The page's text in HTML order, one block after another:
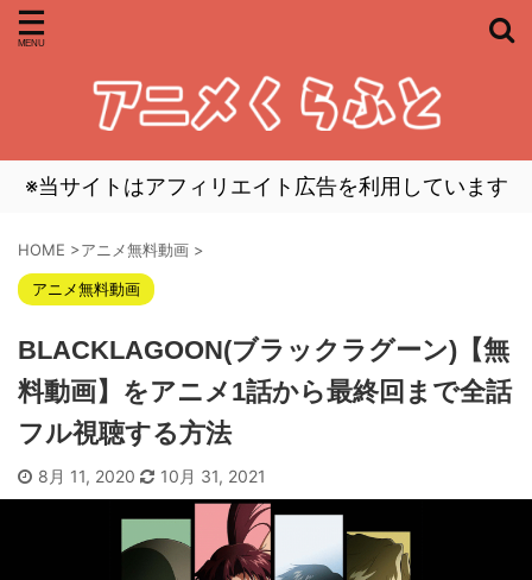
※当サイトはアフィリエイト広告を利用しています
HOME >アニメ無料動画 >
アニメ無料動画
BLACKLAGOON(ブラックラグーン)【無
料動画】をアニメ1話から最終回まで全話
フル視聴する方法
8月 11, 2020 10月 31, 2021